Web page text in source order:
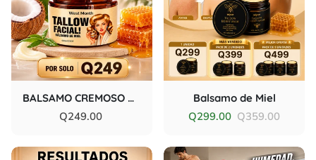
BALSAMO CREMOSO DE MIEL
Q249.00
Balsamo de Miel
Q299.00 Q359.00